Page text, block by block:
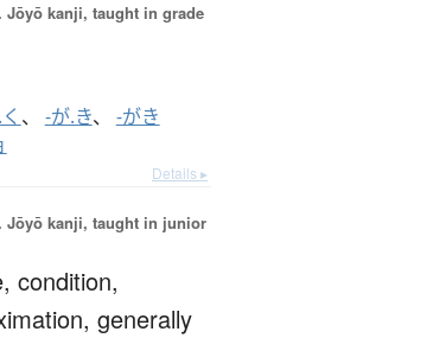
Jōyō kanji, taught in grade
、 -が.き、 -がき
Details ▸
Jōyō kanji, taught in junior
condition,
generally